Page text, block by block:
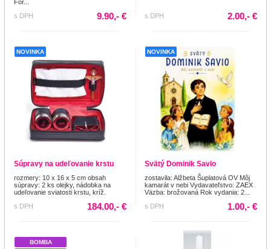
For...
s DPH
9.90,- € s DPH 2.00,- €
NOVINKA
Súpravy na udeľovanie krstu
rozmery: 10 x 16 x 5 cm obsah
súpravy: 2 ks olejky, nádobka na
udeľovanie sviatosti krstu, kríž.
s DPH
184.00,- €
NOVINKA
Svätý Dominik Savio
zostavila: Alžbeta Šuplatová OV Môj
kamarát v nebi Vydavateľstvo: ZAEX
Väzba: brožovaná Rok vydania: 2...
s DPH
1.00,- €
BOMBA